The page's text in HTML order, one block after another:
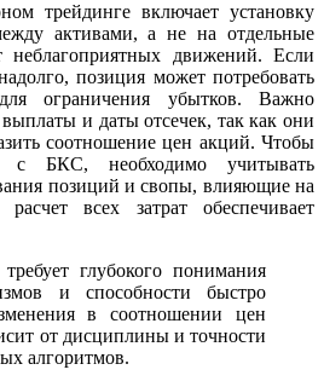
трейдинге включает установку
активами, а не на отдельные
движений. Если
позиция может потребовать
ограничения убытков. Важно
и даты отсечек, так как они
соотношение цен акций. Чтобы
с БКС, необходимо учитывать
позиций и свопы, влияющие на
всех затрат обеспечивает
глубокого понимания
и способности быстро
в соотношении цен
от дисциплины и точности
алгоритмов.